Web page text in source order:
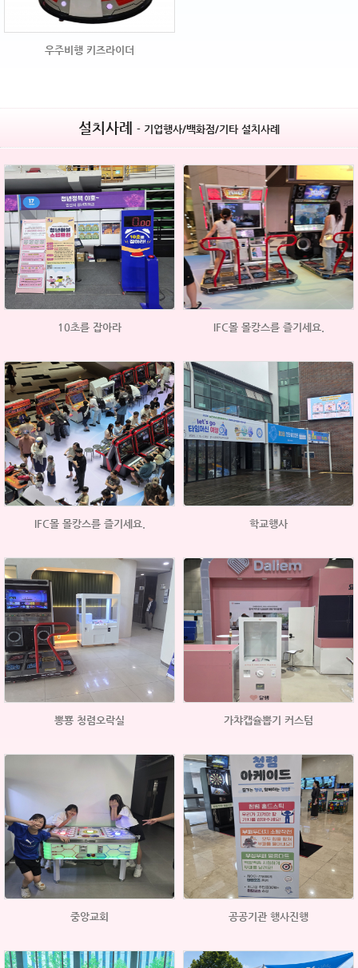
우주비행 키즈라이더
설치사례 - 기업행사/백화점/기타 설치사례
10초를 잡아라 IFC몰 몰캉스를 즐기세요.
IFC몰 몰캉스를 즐기세요. 학교행사
뽕뿅 청렴오락실 가챠캡슐뽑기 커스텀
중앙교회 공공기관 행사진행